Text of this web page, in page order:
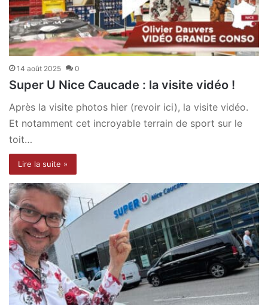
14 août 2025 0
Super U Nice Caucade : la visite vidéo !
Après la visite photos hier (revoir ici), la visite vidéo.
Et notamment cet incroyable terrain de sport sur le
toit…
Lire la suite »